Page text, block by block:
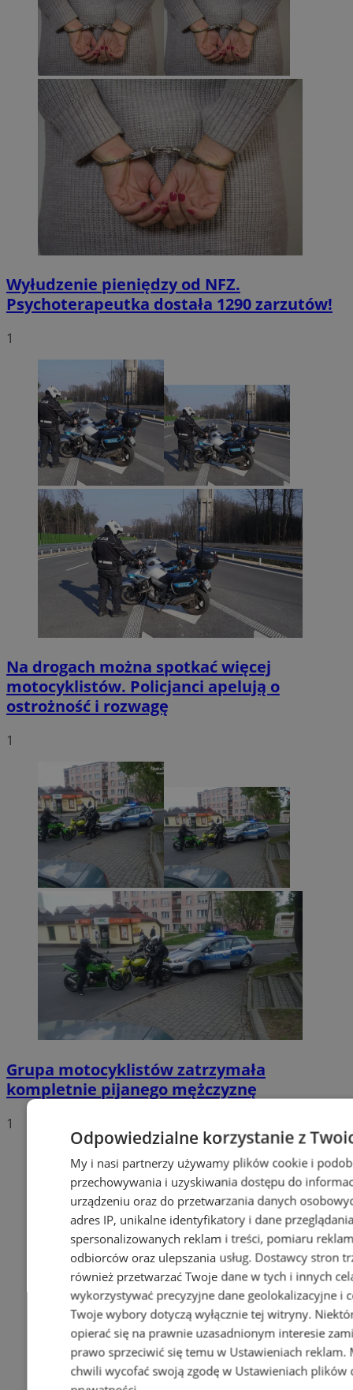
Wyłudzenie pieniędzy od NFZ.
Psychoterapeutka dostała 1290 zarzutów!
1
Na drogach można spotkać więcej
motocyklistów. Policjanci apelują o
ostrożność i rozwagę
1
Grupa motocyklistów zatrzymała
kompletnie pijanego mężczyznę
1
Odpowiedzialne korzystanie z
My i nasi partnerzy używamy plików cookie i
przechowywania i uzyskiwania dostępu do
urządzeniu oraz do przetwarzania danych
adres IP, unikalne identyfikatory i dane
spersonalizowanych reklam i treści, pomiaru
odbiorców oraz ulepszania usług. Dostawcy stron
również przetwarzać Twoje dane w tych i innych
wykorzystywać precyzyjne dane geolokalizacyjne i
Twoje wybory dotyczą wyłącznie tej witryny.
opierać się na prawnie uzasadnionym interesie
prawo sprzeciwić się temu w Ustawieniach reklam.
chwili wycofać swoją zgodę w Ustawieniach plików